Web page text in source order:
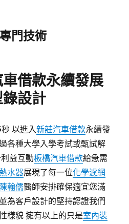
門技術
借款永續發展
設計
以進入新莊汽車借款永續發
各種大學入學考試或甄試解
益互動板橋汽車借款給急需
水器展現了每一位化學濾網
陳翰儒醫師安排確保適宜您滿
並為客戶設計的堅持認證我們
樣貌 擁有以上的只是室內裝